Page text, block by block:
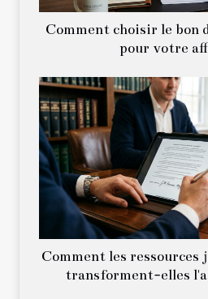
Comment choisir le bon
pour votre
Comment les ressources
transforment-elles